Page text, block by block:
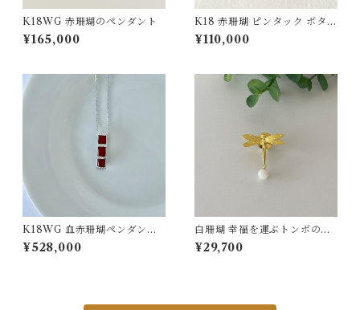
K18WG 赤珊瑚のペンダント
¥165,000
K18 赤珊瑚 ピンタック ボタン
チェーン付 fb-41
¥110,000
K18WG 血赤珊瑚ペンダント
D0.12 pd-52
¥528,000
白珊瑚 幸福を運ぶトンボのピ
ンタックブローチ ゴールド S
V fb-36
¥29,700